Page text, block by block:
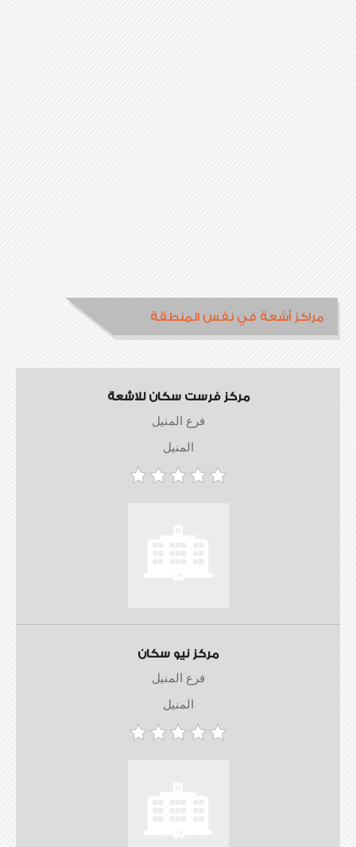
مراكز أشعة في نفس المنطقة
مركز فرست سكان للاشعة
فرع المنيل
المنيل
مركز نيو سكان
فرع المنيل
المنيل